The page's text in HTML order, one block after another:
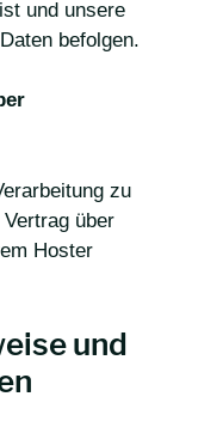
und unsere
befolgen.
zu
über
Hoster
und